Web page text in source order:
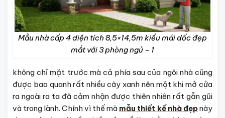
Mẫu nhà cấp 4 diện tích 8,5×14,5m kiểu mái dốc đẹp
mắt với 3 phòng ngủ – 1
không chỉ mặt trước mà cả phía sau của ngôi nhà cũng
được bao quanh rất nhiều cây xanh nên một khi mở cửa
ra ngoài ra ta đã cảm nhận được thiên nhiên rất gẫn gũi
và trong lành. Chính vì thế mà mẫu thiết kế nhà đẹpnày